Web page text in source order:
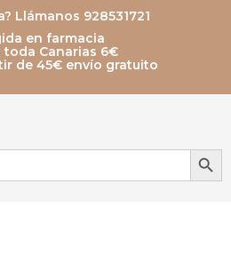
Llámanos 928531721
en farmacia
toda Canarias 6€
de 45€ envío gratuito
Botón de